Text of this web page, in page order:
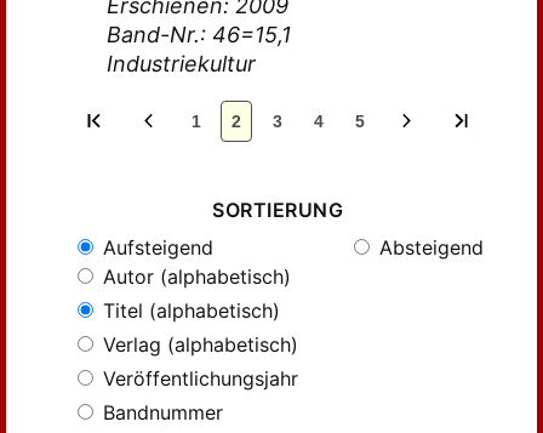
Erschienen: 2009
Band-Nr.: 46=15,1
Industriekultur
1 2 3 4 5
SORTIERUNG
Aufsteigend
Absteigend
Autor (alphabetisch)
Titel (alphabetisch)
Verlag (alphabetisch)
Veröffentlichungsjahr
Bandnummer